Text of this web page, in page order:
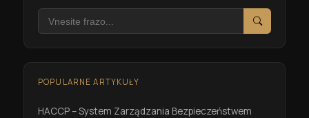
Szukaj
POPULARNE ARTYKUŁY
HACCP – System Zarządzania Bezpieczeństwem